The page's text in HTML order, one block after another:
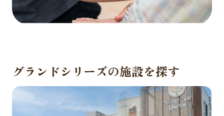
グランドシリーズの施設を探す